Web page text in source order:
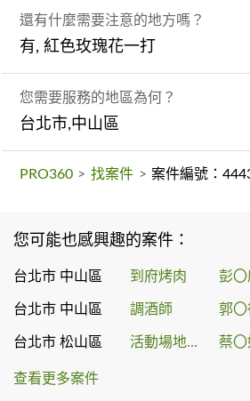
還有什麼需要注意的地方嗎？
有, 紅色玫瑰花一打
您需要服務的地區為何？
台北市,中山區
PRO360 > 找案件 > 案件編號：
您可能也感興趣的案件：
台北市 中山區 到府烤肉 彭〇
台北市 中山區 調酒師 郭〇
台北市 松山區 活動場地佈置 蔡〇
查看更多案件